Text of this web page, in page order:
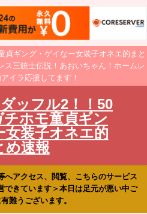
貞ギング・ゲイなー女装子オネエ的まと
ス三銃士伝説！あおいちゃん！ホームレ
イラ応援してます！
ッフル2！！50
チホモ童貞ギン
女装子オネエ的
め速報
へアクセス、閲覧、こちらのサービス
できています＞本日は足元が悪い中ご
難うございます。